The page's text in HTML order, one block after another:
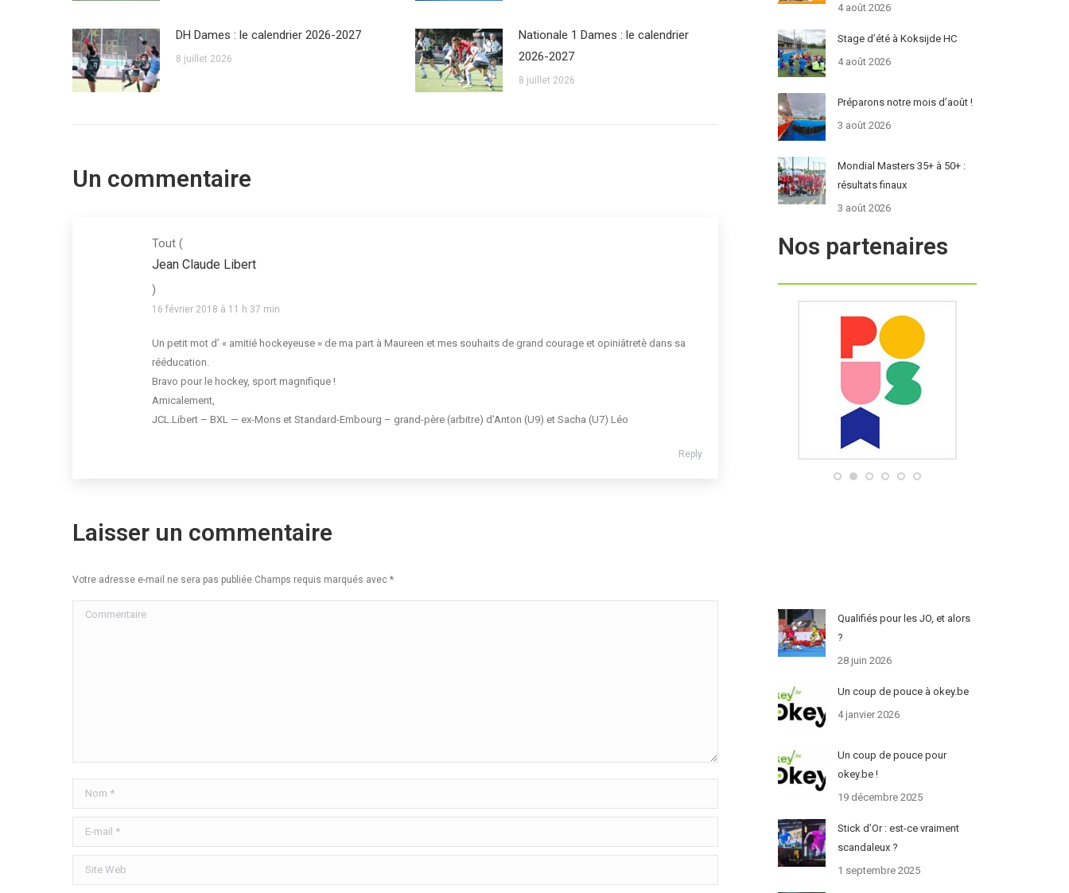
DH Dames : le calendrier 2026-2027
8 juillet 2026
Nationale 1 Dames : le calendrier
2026-2027
8 juillet 2026
Un commentaire
Tout (
Jean Claude Libert
)
16 février 2018 à 11 h 37 min
Un petit mot d’ « amitié hockeyeuse » de ma part à Maureen et mes souhaits de grand courage et opiniâtretè dans sa
rééducation.
Bravo pour le hockey, sport magnifique !
Amicalement,
JCL.Libert – BXL — ex-Mons et Standard-Embourg – grand-père (arbitre) d’Anton (U9) et Sacha (U7) Léo
Reply
Laisser un commentaire
Votre adresse e-mail ne sera pas publiée Champs requis marqués avec *
Commentaire
Nom *
E-mail *
Site Web
4 août 2026
Stage d’été à Koksijde HC
4 août 2026
Préparons notre mois d’août !
3 août 2026
Mondial Masters 35+ à 50+ :
résultats finaux
3 août 2026
Nos partenaires
Qualifiés pour les JO, et alors
?
28 juin 2026
Un coup de pouce à okey.be
4 janvier 2026
Un coup de pouce pour
okey.be !
19 décembre 2025
Stick d’Or : est-ce vraiment
scandaleux ?
1 septembre 2025